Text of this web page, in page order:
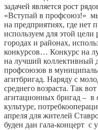
задачей является рост
«Вступай в профсоюз!»
на предприятиях, где нет
используем для этой
городах и районах,
конкурсов… Конкурс на
на лучший коллективный
профсоюзов в
агитбригад. Наряду с
среднего возраста. Так
агитационных бригад – в
культуре,
апреля для жителей
буден дан гала-концерт с